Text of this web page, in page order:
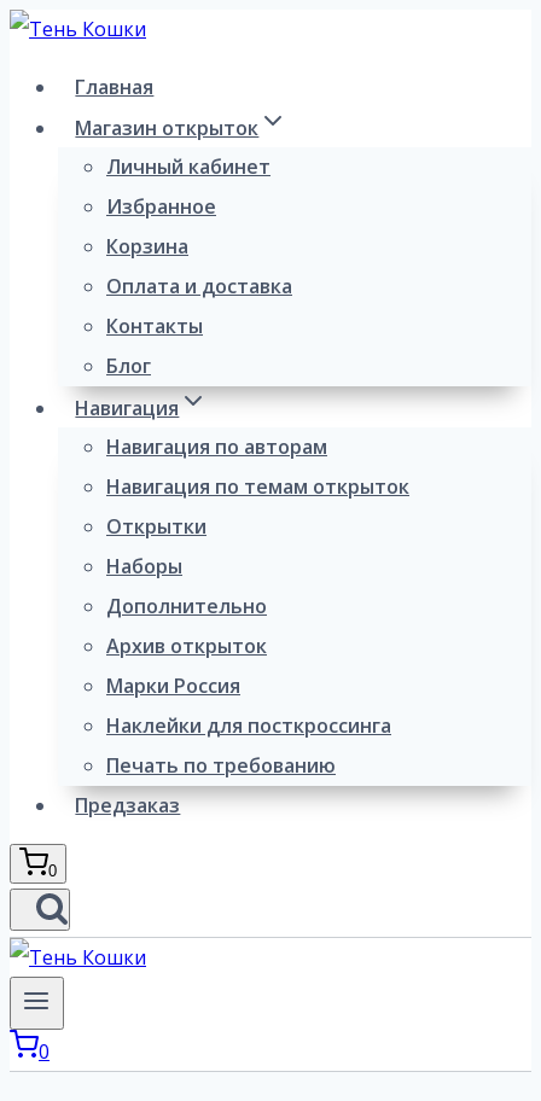
Перейти
содержимому
Главная
Магазин открыток
Личный кабинет
Избранное
Корзина
Оплата и доставка
Контакты
Блог
Навигация
Навигация по авторам
Навигация по темам открыток
Открытки
Наборы
Дополнительно
Архив открыток
Марки Россия
Наклейки для посткроссинга
Печать по требованию
Предзаказ
0
0